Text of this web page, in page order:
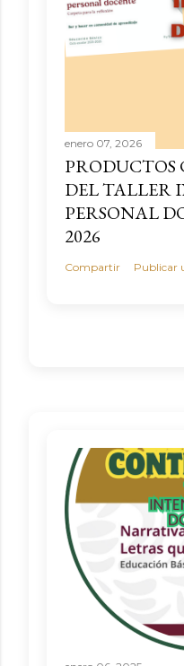
enero 07, 2026
PRODUCTOS
DEL TALLER
PERSONAL
2026
Compartir Publicar